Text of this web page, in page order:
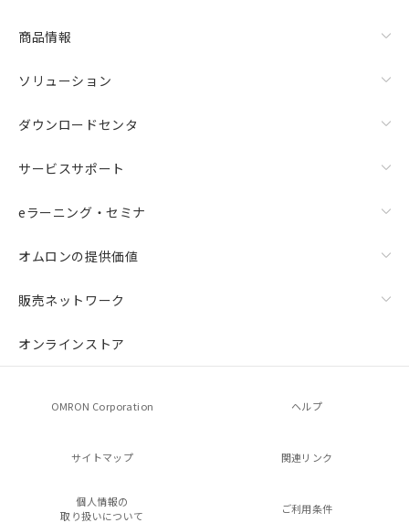
商品情報
ソリューション
ダウンロードセンタ
サービスサポート
eラーニング・セミナ
オムロンの提供価値
販売ネットワーク
オンラインストア
OMRON Corporation ヘルプ
サイトマップ 関連リンク
個人情報の
取り扱いについて
ご利用条件